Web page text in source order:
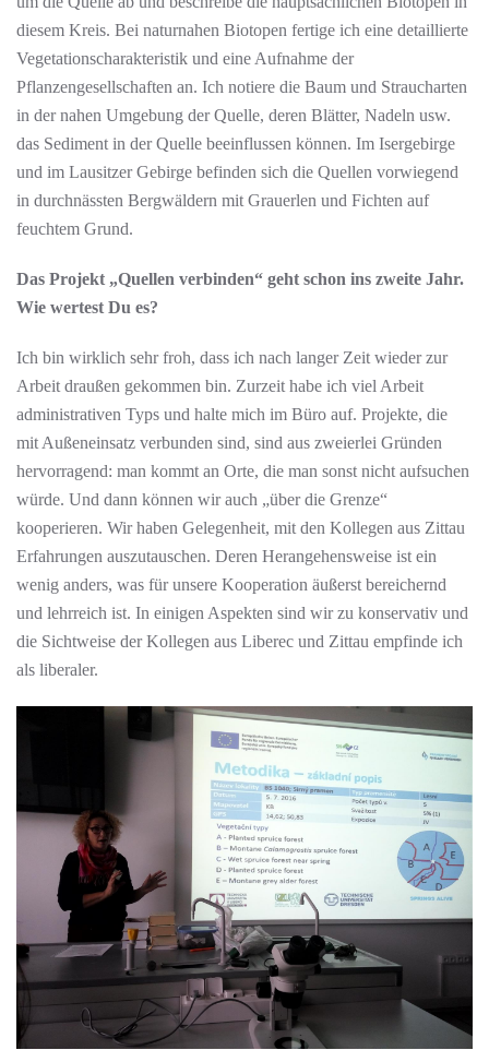
diesem Kreis. Bei naturnahen Biotopen fertige ich eine detaillierte
Vegetationscharakteristik und eine Aufnahme der
Pflanzengesellschaften an. Ich notiere die Baum und Straucharten
in der nahen Umgebung der Quelle, deren Blätter, Nadeln usw.
das Sediment in der Quelle beeinflussen können. Im Isergebirge
und im Lausitzer Gebirge befinden sich die Quellen vorwiegend
in durchnässten Bergwäldern mit Grauerlen und Fichten auf
feuchtem Grund.
Das Projekt „Quellen verbinden“ geht schon ins zweite Jahr.
Wie wertest Du es?
Ich bin wirklich sehr froh, dass ich nach langer Zeit wieder zur
Arbeit draußen gekommen bin. Zurzeit habe ich viel Arbeit
administrativen Typs und halte mich im Büro auf. Projekte, die
mit Außeneinsatz verbunden sind, sind aus zweierlei Gründen
hervorragend: man kommt an Orte, die man sonst nicht aufsuchen
würde. Und dann können wir auch „über die Grenze“
kooperieren. Wir haben Gelegenheit, mit den Kollegen aus Zittau
Erfahrungen auszutauschen. Deren Herangehensweise ist ein
wenig anders, was für unsere Kooperation äußerst bereichernd
und lehrreich ist. In einigen Aspekten sind wir zu konservativ und
die Sichtweise der Kollegen aus Liberec und Zittau empfinde ich
als liberaler.